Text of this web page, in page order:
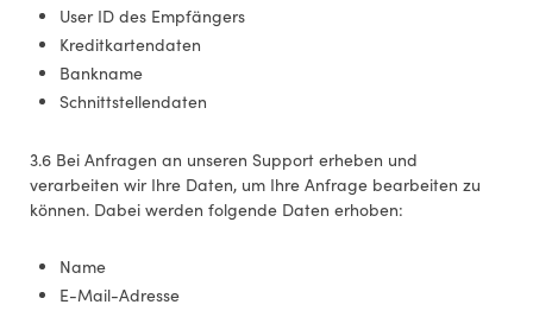
User ID des Empfängers
Kreditkartendaten
Bankname
Schnittstellendaten
3.6 Bei Anfragen an unseren Support erheben und
verarbeiten wir Ihre Daten, um Ihre Anfrage bearbeiten zu
können. Dabei werden folgende Daten erhoben:
Name
E-Mail-Adresse